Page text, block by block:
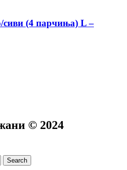
(4 парчиња) L –
© 2024
Search